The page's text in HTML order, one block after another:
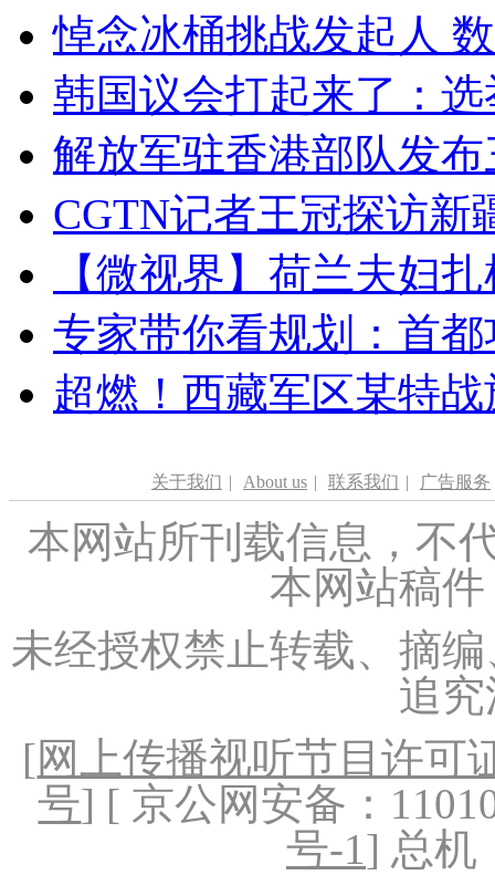
悼念冰桶挑战发起人
韩国议会打起来了：
解放军驻香港部队发
CGTN记者王冠探访新
【微视界】荷兰夫妇
专家带你看规划：首
超燃！西藏军区某特
关于我们 | About us | 联系我们 | 广告服务
本网站所刊载信息，不
本网站稿
未经授权禁止转载、摘
追
[网上传播视听节目许可
号] [ 京公网安备：
号-1] 总机